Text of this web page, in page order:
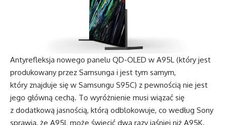
Antyrefleksja nowego panelu QD-OLED w A95L (który jest
produkowany przez Samsunga i jest tym samym,
który znajduje się w Samsungu S95C) z pewnością nie jest
jego główną cechą. To wyróżnienie musi wiązać się
z dodatkową jasnością, którą odblokowuje, co według Sony
sprawia, że A95L może świecić dwa razy jaśniej niż A95K.